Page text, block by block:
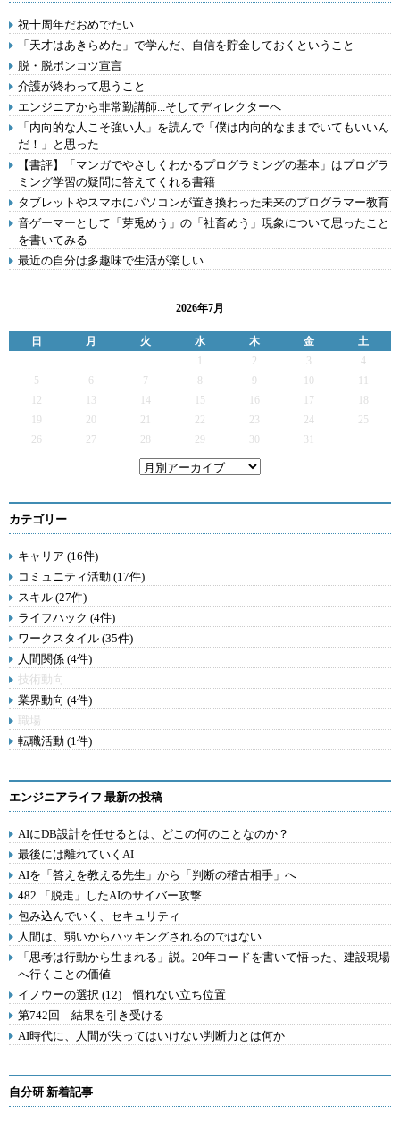
祝十周年だおめでたい
「天才はあきらめた」で学んだ、自信を貯金しておくということ
脱・脱ポンコツ宣言
介護が終わって思うこと
エンジニアから非常勤講師...そしてディレクターへ
「内向的な人こそ強い人」を読んで「僕は内向的なままでいてもいいん
だ！」と思った
【書評】「マンガでやさしくわかるプログラミングの基本」はプログラ
ミング学習の疑問に答えてくれる書籍
タブレットやスマホにパソコンが置き換わった未来のプログラマー教育
音ゲーマーとして「芽兎めう」の「社畜めう」現象について思ったこと
を書いてみる
最近の自分は多趣味で生活が楽しい
2026年7月
日 月 火 水 木 金
土
2 3
4
5
6 7 9
12
13 14 15 16 17
19
20 21 22 23 24
25
26
27 28 29 30 31
カテゴリー
キャリア (16件)
コミュニティ活動 (17件)
スキル (27件)
ライフハック (4件)
ワークスタイル (35件)
人間関係 (4件)
技術動向
業界動向 (4件)
職場
転職活動 (1件)
エンジニアライフ 最新の投稿
AIにDB設計を任せるとは、どこの何のことなのか？
最後には離れていくAI
AIを「答えを教える先生」から「判断の稽古相手」へ
482.「脱走」したAIのサイバー攻撃
包み込んでいく、セキュリティ
人間は、弱いからハッキングされるのではない
「思考は行動から生まれる」説。20年コードを書いて悟った、建設現場
へ行くことの価値
イノウーの選択 (12) 慣れない立ち位置
第742回 結果を引き受ける
AI時代に、人間が失ってはいけない判断力とは何か
自分研 新着記事